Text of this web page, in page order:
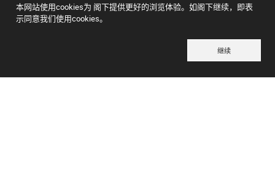
本网站使用cookies为 阁下提供更好的浏览体验。如阁下继续，即表
示同意我们使用cookies。
继续